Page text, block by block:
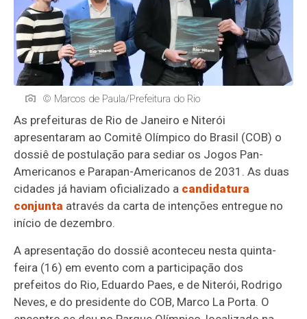
© Marcos de Paula/Prefeitura do Rio
As prefeituras de Rio de Janeiro e Niterói
apresentaram ao Comitê Olímpico do Brasil (COB) o
dossiê de postulação para sediar os Jogos Pan-
Americanos e Parapan-Americanos de 2031. As duas
cidades já haviam oficializado a candidatura
conjunta através da carta de intenções entregue no
início de dezembro.
A apresentação do dossiê aconteceu nesta quinta-
feira (16) em evento com a participação dos
prefeitos do Rio, Eduardo Paes, e de Niterói, Rodrigo
Neves, e do presidente do COB, Marco La Porta. O